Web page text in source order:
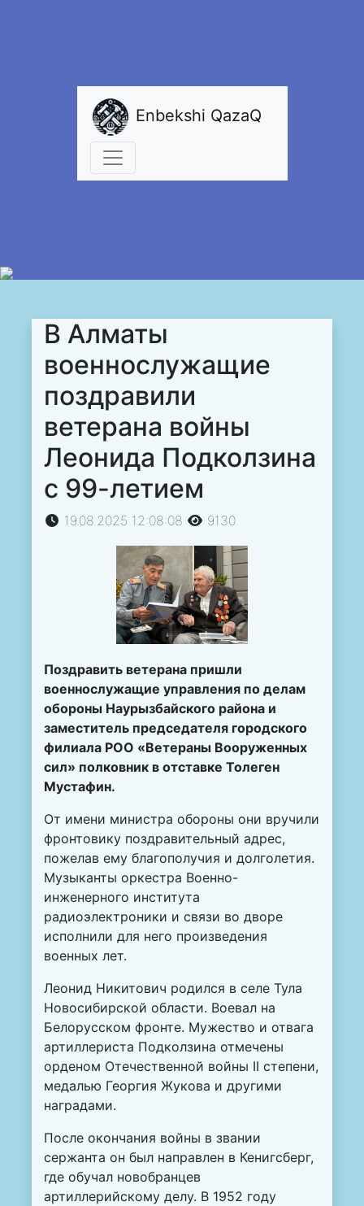
Enbekshi QazaQ
В Алматы
военнослужащие
поздравили
ветерана войны
Леонида Подколзина
с 99-летием
19.08.2025 12:08:08 9130
Поздравить ветерана пришли
военнослужащие управления по делам
обороны Наурызбайского района и
заместитель председателя городского
филиала РОО «Ветераны Вооруженных
сил» полковник в отставке Толеген
Мустафин.
От имени министра обороны они вручили
фронтовику поздравительный адрес,
пожелав ему благополучия и долголетия.
Музыканты оркестра Военно-
инженерного института
радиоэлектроники и связи во дворе
исполнили для него произведения
военных лет.
Леонид Никитович родился в селе Тула
Новосибирской области. Воевал на
Белорусском фронте. Мужество и отвага
артиллериста Подколзина отмечены
орденом Отечественной войны II степени,
медалью Георгия Жукова и другими
наградами.
После окончания войны в звании
сержанта он был направлен в Кенигсберг,
где обучал новобранцев
артиллерийскому делу. В 1952 году